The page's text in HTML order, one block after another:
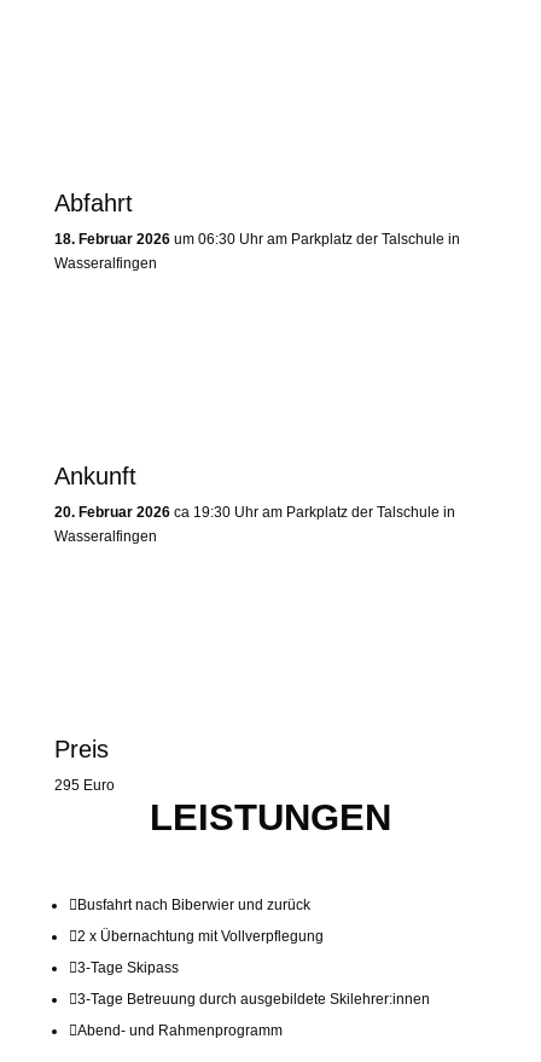
Abfahrt
18. Februar 2026um 06:30 Uhr am Parkplatz der Talschule in
Wasseralfingen
Ankunft
20. Februar 2026ca 19:30 Uhr am Parkplatz der Talschule in
Wasseralfingen
Preis
295 Euro
LEISTUNGEN
 Busfahrt nach Biberwier und zurück
2 x Übernachtung mit Vollverpflegung
3-Tage Skipass
3-Tage Betreuung durch ausgebildete Skilehrer:innen
Abend- und Rahmenprogramm